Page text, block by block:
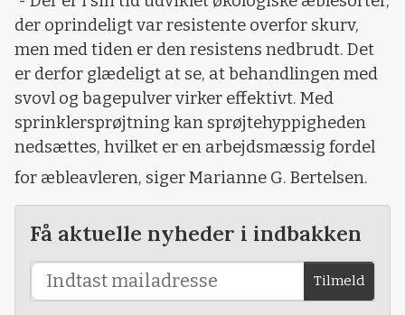
der oprindeligt var resistente overfor skurv,
men med tiden er den resistens nedbrudt. Det
er derfor glædeligt at se, at behandlingen med
svovl og bagepulver virker effektivt. Med
sprinklersprøjtning kan sprøjtehyppigheden
nedsættes, hvilket er en arbejdsmæssig fordel
for æbleavleren, siger Marianne G. Bertelsen.
Få aktuelle nyheder i indbakken
Tilmeld